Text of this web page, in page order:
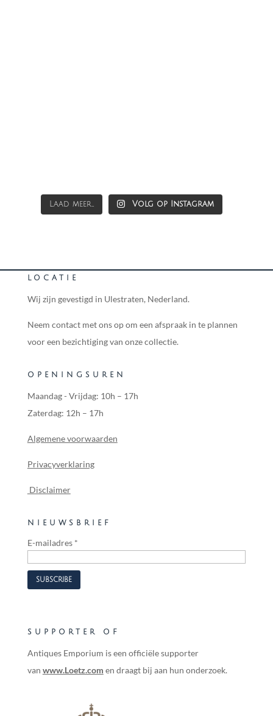
Laad meer... Volg op Instagram
LOCATIE
Wij zijn gevestigd in Ulestraten, Nederland.
Neem contact met ons op om een afspraak in te plannen
voor een bezichtiging van onze collectie.
OPENINGSUREN
Maandag - Vrijdag: 10h – 17h
Zaterdag: 12h – 17h
Algemene voorwaarden
Privacyverklaring
Disclaimer
NIEUWSBRIEF
E-mailadres *
SUPPORTER OF
Antiques Emporium is een officiële supporter
van www.Loetz.com en draagt bij aan hun onderzoek.